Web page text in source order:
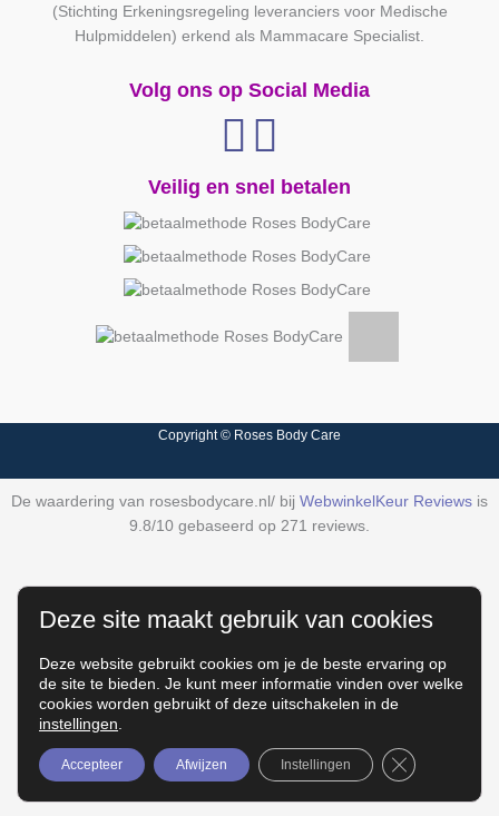
(Stichting Erkeningsregeling leveranciers voor Medische
Hulpmiddelen) erkend als Mammacare Specialist.
Volg ons op Social Media
Veilig en snel betalen
Copyright © Roses Body Care
De waardering van rosesbodycare.nl/ bij WebwinkelKeur Reviews is
9.8/10 gebaseerd op 271 reviews.
Deze site maakt gebruik van cookies
Deze website gebruikt cookies om je de beste ervaring op
de site te bieden. Je kunt meer informatie vinden over welke
cookies worden gebruikt of deze uitschakelen in de
instellingen
Accepteer Afwijzen Instellingen Sluit AVG/